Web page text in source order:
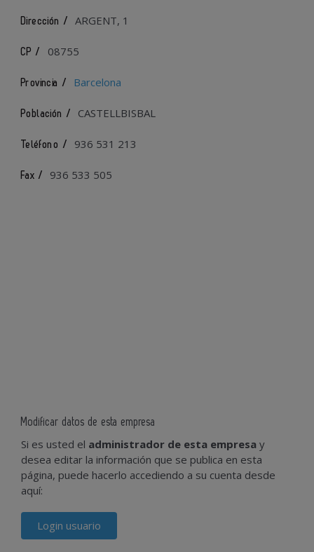
Dirección / ARGENT, 1
CP / 08755
Provincia / Barcelona
Población / CASTELLBISBAL
Teléfono / 936 531 213
Fax / 936 533 505
Modificar datos de esta empresa
Si es usted el administrador de esta empresa y
desea editar la información que se publica en esta
página, puede hacerlo accediendo a su cuenta desde
aquí:
Login usuario